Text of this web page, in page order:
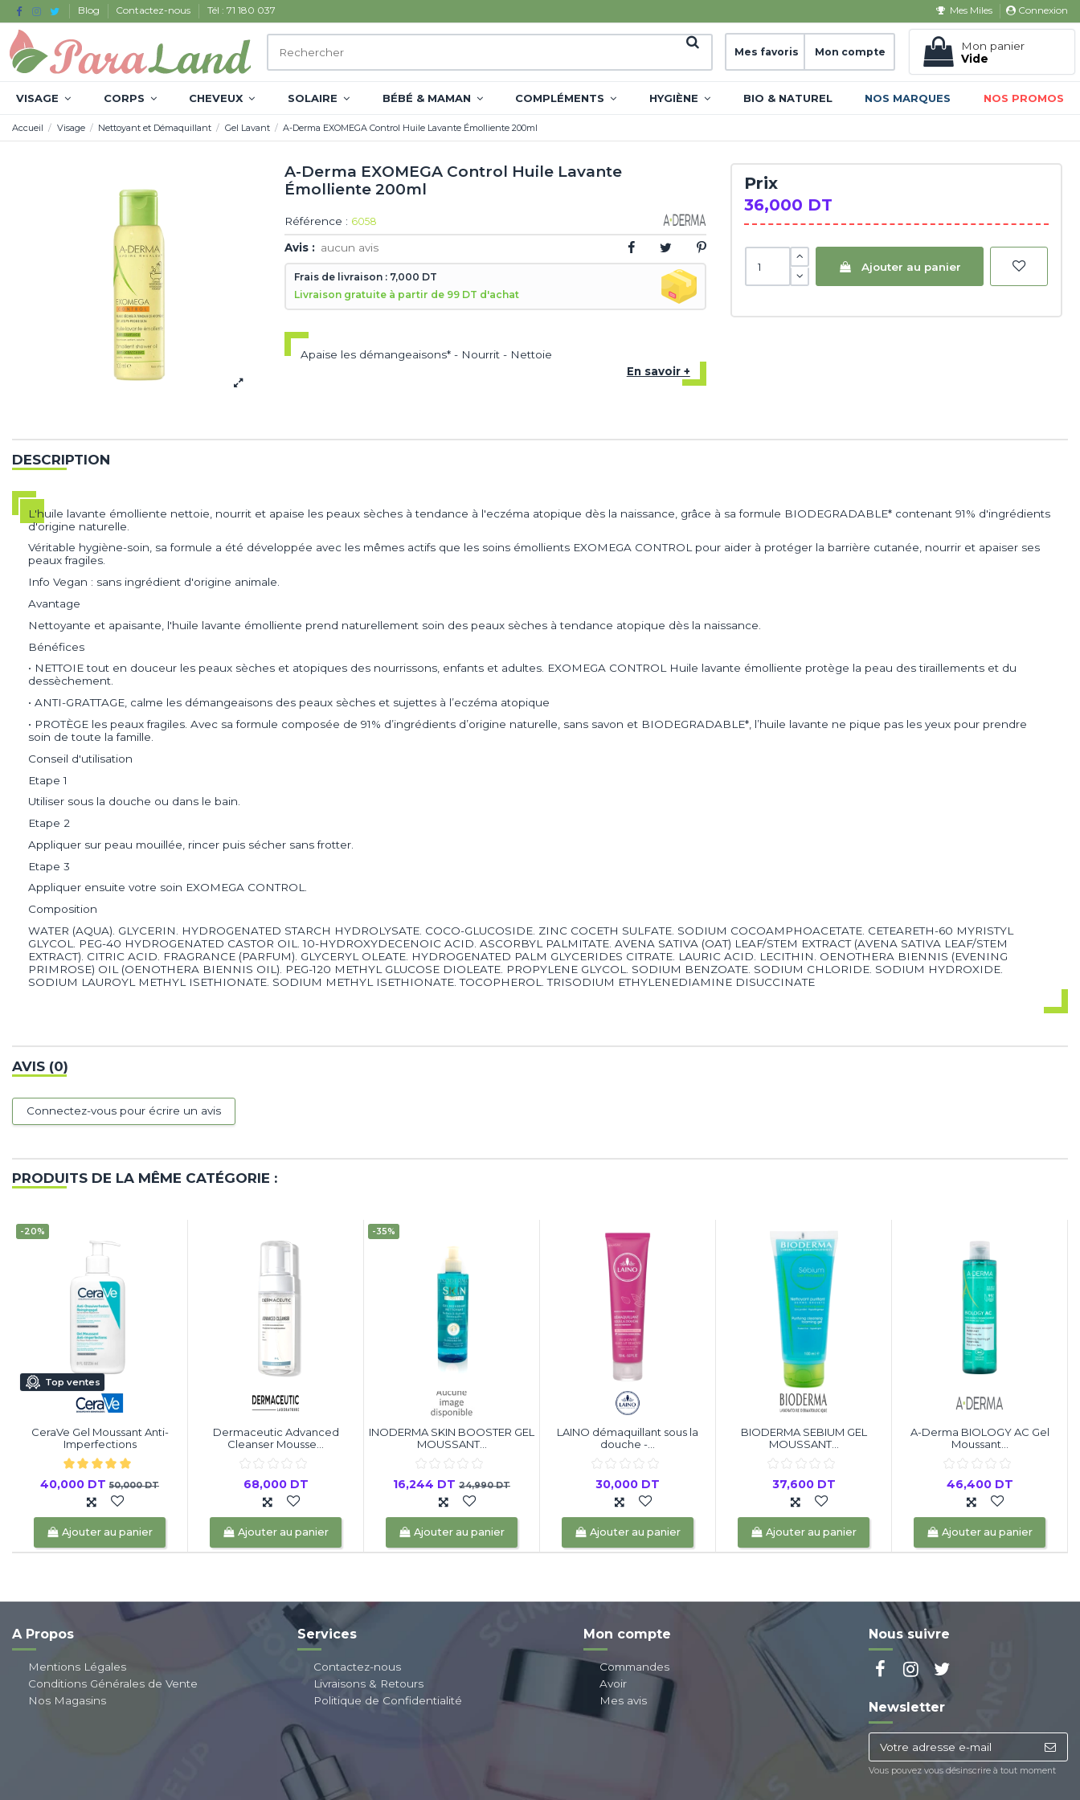
Blog Contactez-nous Tél : 71 180 037 Mes Miles Connexion
Mes favoris Mon compte
Mon panier
Vide
VISAGE CORPS CHEVEUX SOLAIRE BÉBÉ & MAMAN COMPLÉMENTS HYGIÈNE BIO & NATUREL NOS MARQUES NOS PROMOS
Accueil Visage Nettoyant et Démaquillant Gel Lavant A-Derma EXOMEGA Control Huile Lavante Émolliente 200ml
A-Derma EXOMEGA Control Huile Lavante
Émolliente 200ml
Référence : 6058
Avis : aucun avis
Frais de livraison : 7,000 DT
Livraison gratuite à partir de 99 DT d'achat
Apaise les démangeaisons* - Nourrit - Nettoie
En savoir +
Prix
36,000 DT
Ajouter au panier
DESCRIPTION
L'huile lavante émolliente nettoie, nourrit et apaise les peaux sèches à tendance à l'eczéma atopique dès la naissance, grâce à sa formule BIODEGRADABLE* contenant 91% d'ingrédients
d'origine naturelle.
Véritable hygiène-soin, sa formule a été développée avec les mêmes actifs que les soins émollients EXOMEGA CONTROL pour aider à protéger la barrière cutanée, nourrir et apaiser ses
peaux fragiles.
Info Vegan : sans ingrédient d'origine animale.
Avantage
Nettoyante et apaisante, l'huile lavante émolliente prend naturellement soin des peaux sèches à tendance atopique dès la naissance.
Bénéfices
• NETTOIE tout en douceur les peaux sèches et atopiques des nourrissons, enfants et adultes. EXOMEGA CONTROL Huile lavante émolliente protège la peau des tiraillements et du
dessèchement.
• ANTI-GRATTAGE, calme les démangeaisons des peaux sèches et sujettes à l’eczéma atopique
• PROTÈGE les peaux fragiles. Avec sa formule composée de 91% d’ingrédients d’origine naturelle, sans savon et BIODEGRADABLE*, l’huile lavante ne pique pas les yeux pour prendre
soin de toute la famille.
Conseil d'utilisation
Etape 1
Utiliser sous la douche ou dans le bain.
Etape 2
Appliquer sur peau mouillée, rincer puis sécher sans frotter.
Etape 3
Appliquer ensuite votre soin EXOMEGA CONTROL.
Composition
WATER (AQUA). GLYCERIN. HYDROGENATED STARCH HYDROLYSATE. COCO-GLUCOSIDE. ZINC COCETH SULFATE. SODIUM COCOAMPHOACETATE. CETEARETH-60 MYRISTYL
GLYCOL. PEG-40 HYDROGENATED CASTOR OIL. 10-HYDROXYDECENOIC ACID. ASCORBYL PALMITATE. AVENA SATIVA (OAT) LEAF/STEM EXTRACT (AVENA SATIVA LEAF/STEM
EXTRACT). CITRIC ACID. FRAGRANCE (PARFUM). GLYCERYL OLEATE. HYDROGENATED PALM GLYCERIDES CITRATE. LAURIC ACID. LECITHIN. OENOTHERA BIENNIS (EVENING
PRIMROSE) OIL (OENOTHERA BIENNIS OIL). PEG-120 METHYL GLUCOSE DIOLEATE. PROPYLENE GLYCOL. SODIUM BENZOATE. SODIUM CHLORIDE. SODIUM HYDROXIDE.
SODIUM LAUROYL METHYL ISETHIONATE. SODIUM METHYL ISETHIONATE. TOCOPHEROL. TRISODIUM ETHYLENEDIAMINE DISUCCINATE
AVIS (0)
Connectez-vous pour écrire un avis
PRODUITS DE LA MÊME CATÉGORIE :
Top ventes
-20%
CeraVe Gel Moussant Anti-
Imperfections
40,000 DT 50,000 DT
Ajouter au panier
Dermaceutic Advanced
Cleanser Mousse...
68,000 DT
Ajouter au panier
-35%
INODERMA SKIN BOOSTER GEL
MOUSSANT...
16,244 DT 24,990 DT
Ajouter au panier
LAINO démaquillant sous la
douche -...
30,000 DT
Ajouter au panier
BIODERMA SEBIUM GEL
MOUSSANT...
37,600 DT
Ajouter au panier
A-Derma BIOLOGY AC Gel
Moussant...
46,400 DT
Ajouter au panier
A Propos
Mentions Légales
Conditions Générales de Vente
Nos Magasins
Services
Contactez-nous
Livraisons & Retours
Politique de Confidentialité
Mon compte
Commandes
Avoir
Mes avis
Nous suivre
Newsletter
Vous pouvez vous désinscrire à tout moment